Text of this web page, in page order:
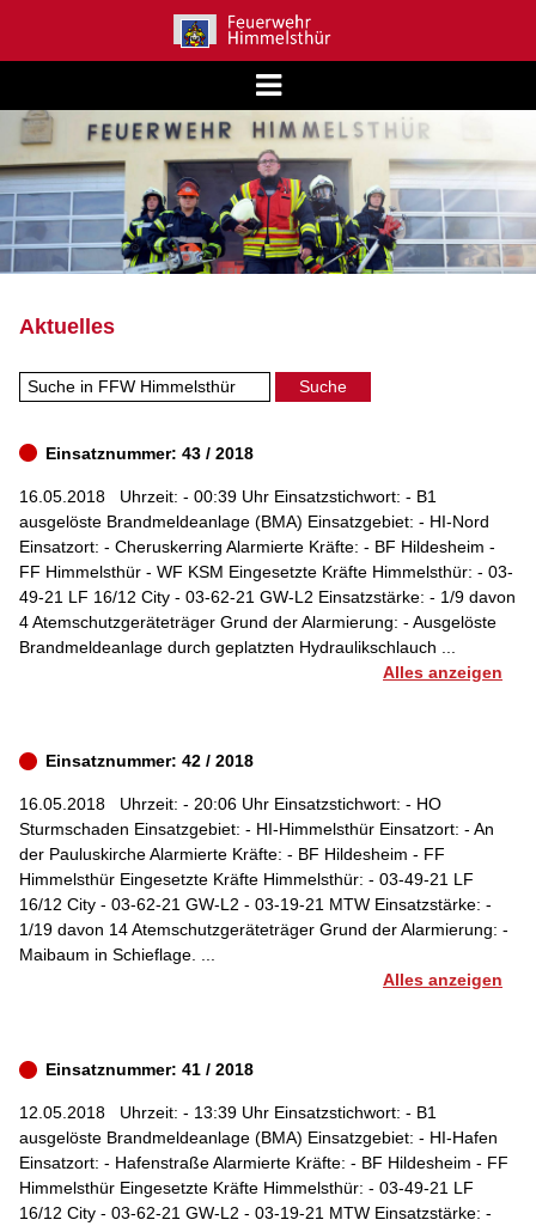
Aktuelles
Einsatznummer: 43 / 2018
16.05.2018 Uhrzeit: - 00:39 Uhr Einsatzstichwort: - B1
ausgelöste Brandmeldeanlage (BMA) Einsatzgebiet: - HI-Nord
Einsatzort: - Cheruskerring Alarmierte Kräfte: - BF Hildesheim -
FF Himmelsthür - WF KSM Eingesetzte Kräfte Himmelsthür: - 03-
49-21 LF 16/12 City - 03-62-21 GW-L2 Einsatzstärke: - 1/9 davon
4 Atemschutzgeräteträger Grund der Alarmierung: - Ausgelöste
Brandmeldeanlage durch geplatzten Hydraulikschlauch ...
Alles anzeigen
Einsatznummer: 42 / 2018
16.05.2018 Uhrzeit: - 20:06 Uhr Einsatzstichwort: - HO
Sturmschaden Einsatzgebiet: - HI-Himmelsthür Einsatzort: - An
der Pauluskirche Alarmierte Kräfte: - BF Hildesheim - FF
Himmelsthür Eingesetzte Kräfte Himmelsthür: - 03-49-21 LF
16/12 City - 03-62-21 GW-L2 - 03-19-21 MTW Einsatzstärke: -
1/19 davon 14 Atemschutzgeräteträger Grund der Alarmierung: -
Maibaum in Schieflage. ...
Alles anzeigen
Einsatznummer: 41 / 2018
12.05.2018 Uhrzeit: - 13:39 Uhr Einsatzstichwort: - B1
ausgelöste Brandmeldeanlage (BMA) Einsatzgebiet: - HI-Hafen
Einsatzort: - Hafenstraße Alarmierte Kräfte: - BF Hildesheim - FF
Himmelsthür Eingesetzte Kräfte Himmelsthür: - 03-49-21 LF
16/12 City - 03-62-21 GW-L2 - 03-19-21 MTW Einsatzstärke: -